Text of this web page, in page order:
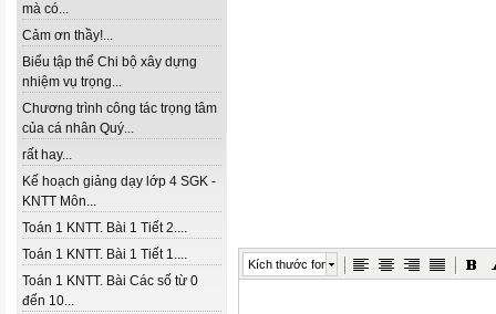
mà có...
Cảm ơn thầy!...
Biểu tập thể Chi bộ xây dựng
nhiệm vụ trọng...
Chương trình công tác trọng tâm
của cá nhân Quý...
rất hay...
Kế hoạch giảng dạy lớp 4 SGK -
KNTT Môn...
Toán 1 KNTT. Bài 1 Tiết 2....
Toán 1 KNTT. Bài 1 Tiết 1....
Toán 1 KNTT. Bài Các số từ 0
đến 10...
Kích thước font